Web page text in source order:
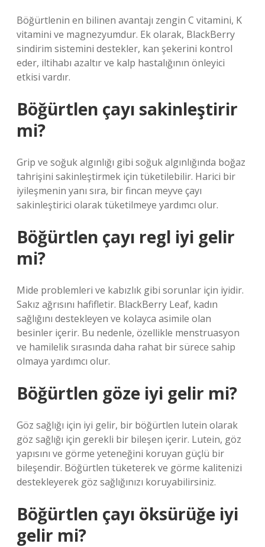
Böğürtlenin en bilinen avantajı zengin C vitamini, K
vitamini ve magnezyumdur. Ek olarak, BlackBerry
sindirim sistemini destekler, kan şekerini kontrol
eder, iltihabı azaltır ve kalp hastalığının önleyici
etkisi vardır.
Böğürtlen çayı sakinleştirir
mi?
Grip ve soğuk algınlığı gibi soğuk algınlığında boğaz
tahrişini sakinleştirmek için tüketilebilir. Harici bir
iyileşmenin yanı sıra, bir fincan meyve çayı
sakinleştirici olarak tüketilmeye yardımcı olur.
Böğürtlen çayı regl iyi gelir
mi?
Mide problemleri ve kabızlık gibi sorunlar için iyidir.
Sakız ağrısını hafifletir. BlackBerry Leaf, kadın
sağlığını destekleyen ve kolayca asimile olan
besinler içerir. Bu nedenle, özellikle menstruasyon
ve hamilelik sırasında daha rahat bir sürece sahip
olmaya yardımcı olur.
Böğürtlen göze iyi gelir mi?
Göz sağlığı için iyi gelir, bir böğürtlen lutein olarak
göz sağlığı için gerekli bir bileşen içerir. Lutein, göz
yapısını ve görme yeteneğini koruyan güçlü bir
bileşendir. Böğürtlen tüketerek ve görme kalitenizi
destekleyerek göz sağlığınızı koruyabilirsiniz.
Böğürtlen çayı öksürüğe iyi
gelir mi?